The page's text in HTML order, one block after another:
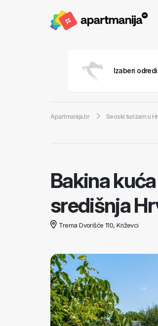
Izaberi
Apartmanija.hr Seoski turizam u
Bakina
središnja
Trema Dvorišće 110, Križevci